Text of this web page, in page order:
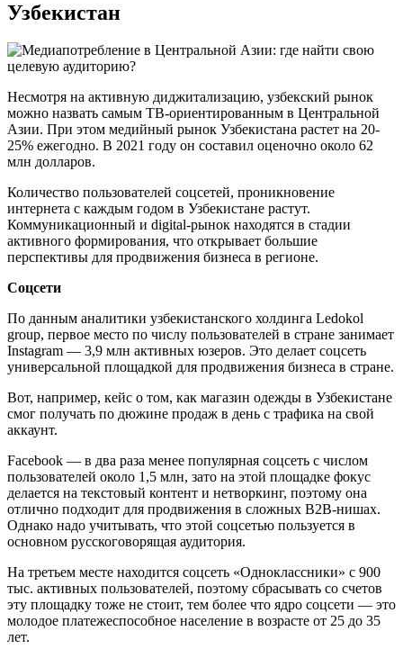
Узбекистан
Несмотря на активную диджитализацию, узбекский рынок
можно назвать самым ТВ-ориентированным в Центральной
Азии. При этом медийный рынок Узбекистана растет на 20-
25% ежегодно. В 2021 году он составил оценочно около 62
млн долларов.
Количество пользователей соцсетей, проникновение
интернета с каждым годом в Узбекистане растут.
Коммуникационный и digital-рынок находятся в стадии
активного формирования, что открывает большие
перспективы для продвижения бизнеса в регионе.
Соцсети
По данным аналитики узбекистанского холдинга Ledokol
group, первое место по числу пользователей в стране занимает
Instagram — 3,9 млн активных юзеров. Это делает соцсеть
универсальной площадкой для продвижения бизнеса в стране.
Вот, например, кейс о том, как магазин одежды в Узбекистане
смог получать по дюжине продаж в день с трафика на свой
аккаунт.
Facebook — в два раза менее популярная соцсеть с числом
пользователей около 1,5 млн, зато на этой площадке фокус
делается на текстовый контент и нетворкинг, поэтому она
отлично подходит для продвижения в сложных В2В-нишах.
Однако надо учитывать, что этой соцсетью пользуется в
основном русскоговорящая аудитория.
На третьем месте находится соцсеть «Одноклассники» с 900
тыс. активных пользователей, поэтому сбрасывать со счетов
эту площадку тоже не стоит, тем более что ядро соцсети — это
молодое платежеспособное население в возрасте от 25 до 35
лет.